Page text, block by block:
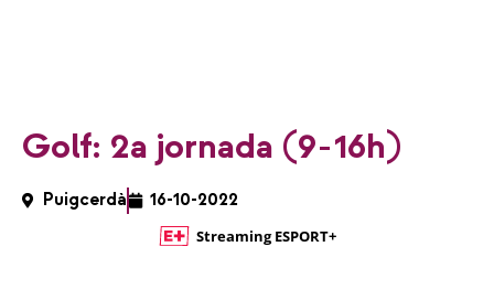
Golf: 2a jornada (9-16h)
Puigcerdà 16-10-2022
Streaming ESPORT+